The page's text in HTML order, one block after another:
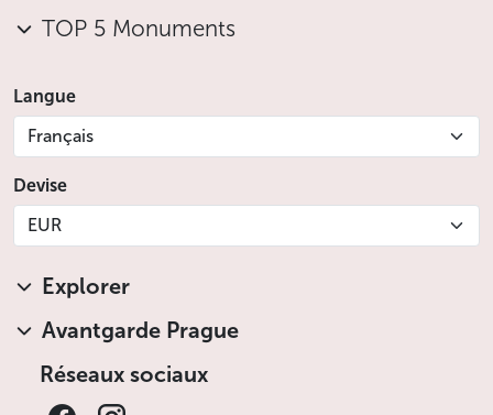
TOP 5 Monuments
Langue
Français
Devise
EUR
Explorer
Avantgarde Prague
Réseaux sociaux